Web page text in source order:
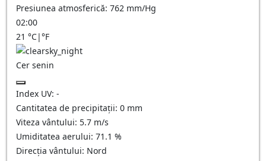
Presiunea atmosferică: 762 mm/Hg
02:00
21 °C|°F
Cer senin
Index UV: -
Cantitatea de precipitații: 0 mm
Viteza vântului: 5.7 m/s
Umiditatea aerului: 71.1 %
Direcția vântului: Nord